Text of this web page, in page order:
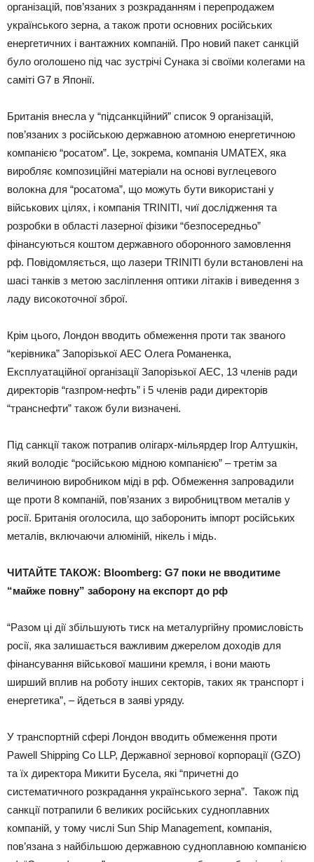
організацій, пов’язаних з розкраданням і перепродажем
українського зерна, а також проти основних російських
енергетичних і вантажних компаній. Про новий пакет санкцій
було оголошено під час зустрічі Сунака зі своїми колегами на
саміті G7 в Японії.
Британія внесла у “підсанкційний” список 9 організацій,
пов’язаних з російською державною атомною енергетичною
компанією “росатом”. Це, зокрема, компанія UMATEX, яка
виробляє композиційні матеріали на основі вуглецевого
волокна для “росатома”, що можуть бути використані у
військових цілях, і компанія TRINITI, чиї дослідження та
розробки в області лазерної фізики “безпосередньо”
фінансуються коштом державного оборонного замовлення
рф. Повідомляється, що лазери TRINITI були встановлені на
шасі танків з метою засліплення оптики літаків і виведення з
ладу високоточної зброї.
Крім цього, Лондон вводить обмеження проти так званого
“керівника” Запорізької АЕС Олега Романенка,
Експлуатаційної організації Запорізької АЕС, 13 членів ради
директорів “газпром-нефть” і 5 членів ради директорів
“транснефти” також були визначені.
Під санкції також потрапив олігарх-мільярдер Ігор Алтушкін,
який володіє “російською мідною компанією” – третім за
величиною виробником міді в рф. Обмеження запровадили
ще проти 8 компаній, пов’язаних з виробництвом металів у
росії. Британія оголосила, що заборонить імпорт російських
металів, включаючи алюміній, нікель і мідь.
ЧИТАЙТЕ ТАКОЖ: Bloomberg: G7 поки не вводитиме
“майже повну” заборону на експорт до рф
“Разом ці дії збільшують тиск на металургійну промисловість
росії, яка залишається важливим джерелом доходів для
фінансування військової машини кремля, і вони мають
ширший вплив на роботу інших секторів, таких як транспорт і
енергетика”, – йдеться в заяві уряду.
У транспортній сфері Лондон вводить обмеження проти
Pawell Shipping Co LLP, Державної зернової корпорації (GZO)
та їх директора Микити Бусела, які “причетні до
систематичного розкрадання українського зерна”. Також під
санкції потрапили 6 великих російських судноплавних
компаній, у тому числі Sun Ship Management, компанія,
пов’язана з найбільшою державною судноплавною компанією